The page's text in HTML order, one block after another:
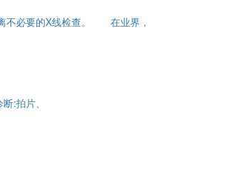
离不必要的X线检查。 在业界，
:拍片、